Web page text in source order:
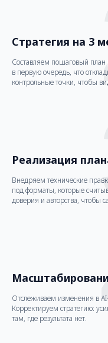
Стратегия на 3
Составляем пошаговый план
в первую очередь, что
контрольные точки, чтобы
Реализация
Внедряем технические
под форматы, которые
доверия и авторства, чтобы
Отслеживаем изменения в
Корректируем стратегию:
там, где результата нет.